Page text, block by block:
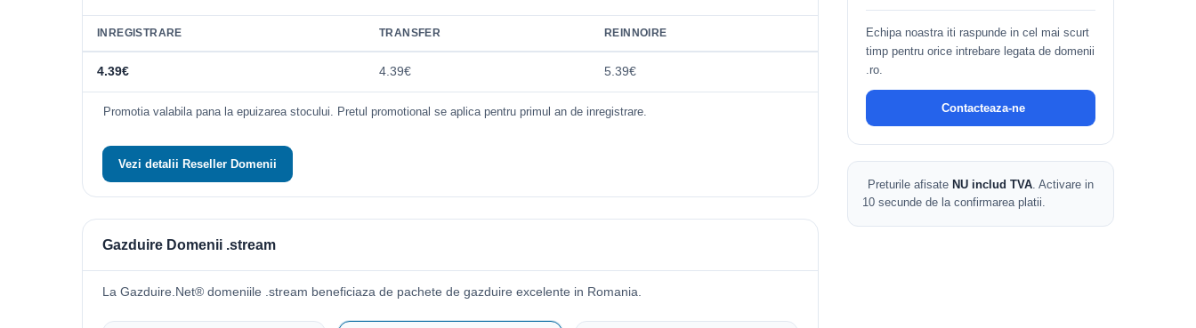
INREGISTRARE TRANSFER REINNOIRE
4.39€ 4.39€ 5.39€
Promotia valabila pana la epuizarea stocului. Pretul promotional se aplica pentru primul an de inregistrare.
Vezi detalii Reseller Domenii
Gazduire Domenii .stream
La Gazduire.Net® domeniile .stream beneficiaza de pachete de gazduire excelente in Romania.
Echipa noastra iti raspunde in cel mai scurt
timp pentru orice intrebare legata de domenii
.ro.
Contacteaza-ne
Preturile afisate NU includ TVA . Activare in
10 secunde de la confirmarea platii.